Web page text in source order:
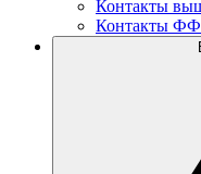
Контакты
Контакты